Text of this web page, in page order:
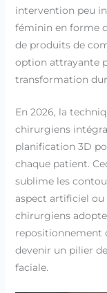
intervention peu
féminin en forme
de produits de
option attrayante
transformation
En 2026, la
chirurgiens
planification 3D
chaque patient.
sublime les
aspect artificiel ou
chirurgiens
repositionnement
devenir un pilier
faciale.